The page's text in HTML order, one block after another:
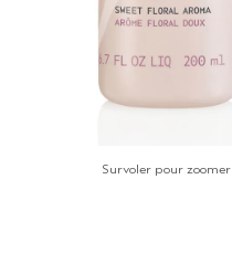
Survoler pour zoomer